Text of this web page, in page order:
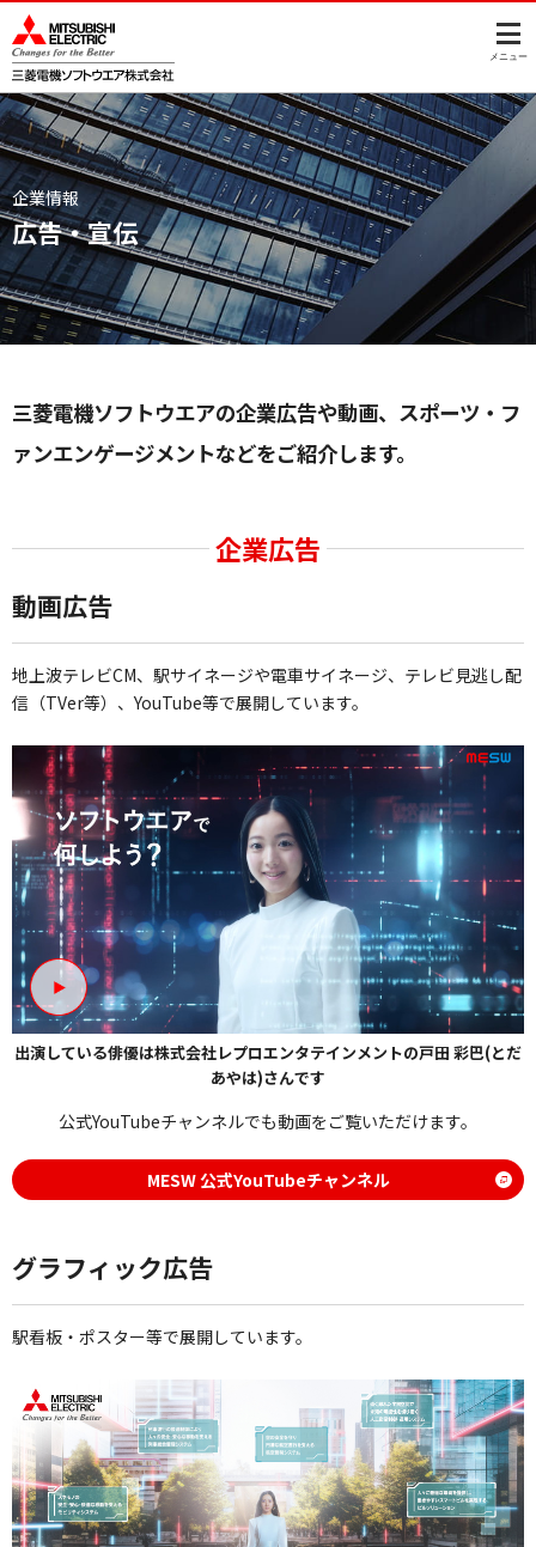
メニュー
企業情報
広告・宣伝
三菱電機ソフトウエアの企業広告や動画、スポーツ・フ
ァンエンゲージメントなどをご紹介します。
企業広告
動画広告
地上波テレビCM、駅サイネージや電車サイネージ、テレビ見逃し配
信（TVer等）、YouTube等で展開しています。
出演している俳優は株式会社レプロエンタテインメントの戸田 彩巴(とだ
あやは)さんです
公式YouTubeチャンネルでも動画をご覧いただけます。
MESW 公式YouTubeチャンネル
グラフィック広告
駅看板・ポスター等で展開しています。